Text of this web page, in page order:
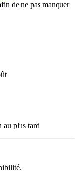
de ne pas manquer
au plus tard